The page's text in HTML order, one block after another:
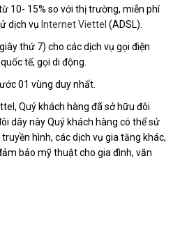
10- 15% so với thị trường, miễn phí
dịch vụ Internet Viettel (ADSL).
thứ 7) cho các dịch vụ gọi điện
tế, gọi di động.
01 vùng duy nhất.
Quý khách hàng đã sở hữu đôi
dây này Quý khách hàng có thể sử
hình, các dịch vụ gia tăng khác,
bảo mỹ thuật cho gia đình, văn